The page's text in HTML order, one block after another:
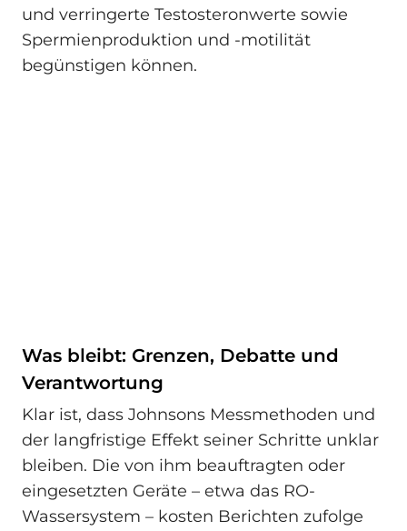
und verringerte Testosteronwerte sowie
Spermienproduktion und -motilität
begünstigen können.
Was bleibt: Grenzen, Debatte und
Verantwortung
Klar ist, dass Johnsons Messmethoden und
der langfristige Effekt seiner Schritte unklar
bleiben. Die von ihm beauftragten oder
eingesetzten Geräte – etwa das RO-
Wassersystem – kosten Berichten zufolge